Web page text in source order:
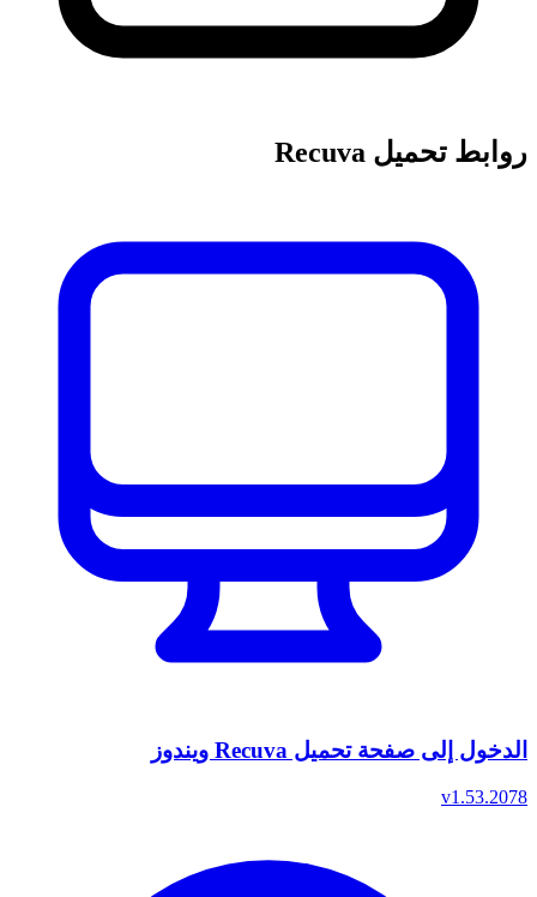
روابط تحميل Recuva
الدخول إلى صفحة تحميل Recuva ويندوز
v1.53.2078